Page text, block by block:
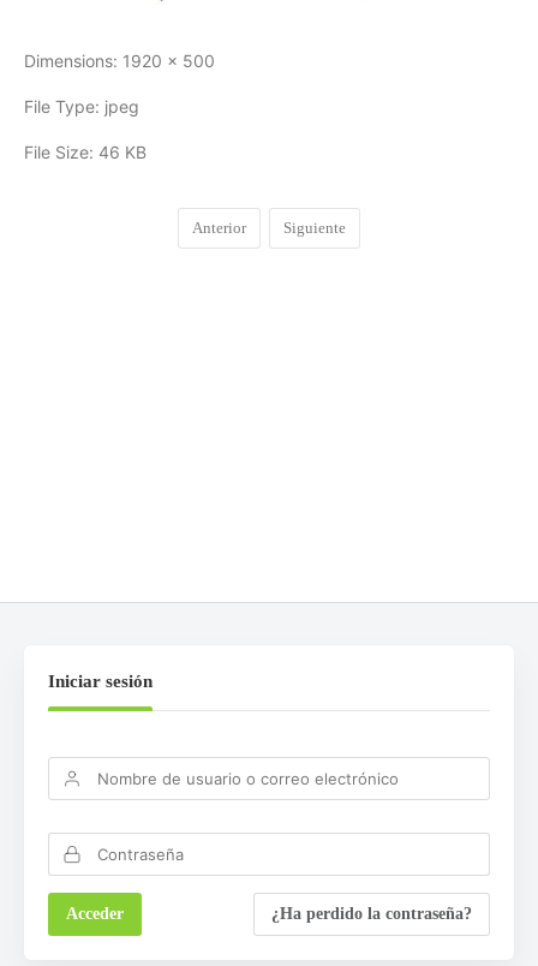
Dimensions: 1920 x 500
File Type: jpeg
File Size: 46 KB
Anterior Siguiente
Iniciar sesión
¿Ha perdido la contraseña?